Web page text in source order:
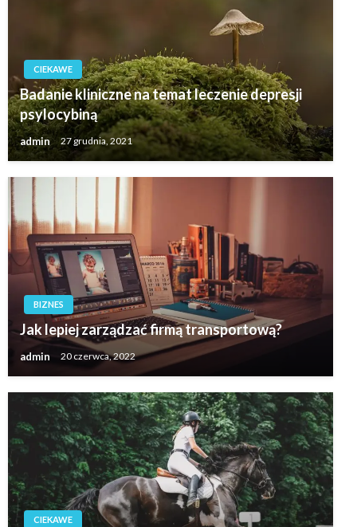
CIEKAWE
Badanie kliniczne na temat leczenie depresji
psylocybiną
admin 27 grudnia, 2021
BIZNES
Jak lepiej zarządzać firmą transportową?
admin 20 czerwca, 2022
CIEKAWE